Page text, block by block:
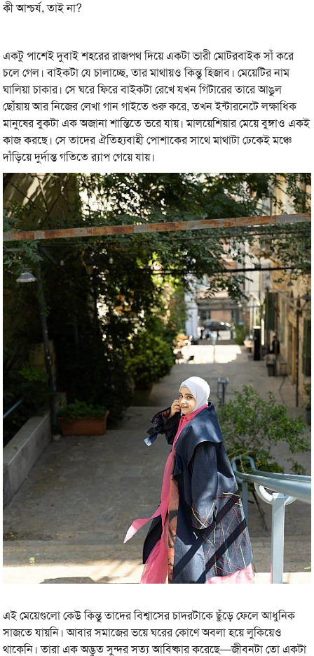
কী আশ্চর্য, তাই না?
একটু পাশেই দুবাই শহরের রাজপথ দিয়ে একটা ভারী মোটরবাইক সাঁ করে
চলে গেল। বাইকটা যে চালাচ্ছে, তার মাথায়ও কিন্তু হিজাব। মেয়েটির নাম
ঘালিয়া চাকার। সে ঘরে ফিরে বাইকটা রেখে যখন গিটারের তারে আঙুল
ছোঁয়ায় আর নিজের লেখা গান গাইতে শুরু করে, তখন ইন্টারনেটে লক্ষাধিক
মানুষের বুকটা এক অজানা শান্তিতে ভরে যায়। মালয়েশিয়ার মেয়ে বুঙ্গাও একই
কাজ করছে। সে তাদের ঐতিহ্যবাহী পোশাকের সাথে মাথাটা ঢেকেই মঞ্চে
দাঁড়িয়ে দুর্দান্ত গতিতে র‍্যাপ গেয়ে যায়।
এই মেয়েগুলো কেউ কিন্তু তাদের বিশ্বাসের চাদরটাকে ছুঁড়ে ফেলে আধুনিক
সাজতে যায়নি। আবার সমাজের ভয়ে ঘরের কোণে অবলা হয়ে লুকিয়েও
থাকেনি। তারা এক অদ্ভুত সুন্দর সত্য আবিষ্কার করেছে—জীবনটা তো একটা